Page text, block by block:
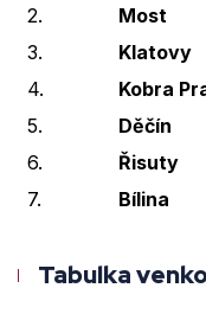
2.
Most
3.
Klatovy
4.
Kobra
5.
Děčín
6.
Řisuty
7.
Bílina
Tabulka